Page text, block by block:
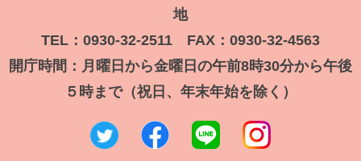
地
TEL：0930-32-2511 FAX：0930-32-4563
開庁時間：月曜日から金曜日の午前8時30分から午後
５時まで（祝日、年末年始を除く）